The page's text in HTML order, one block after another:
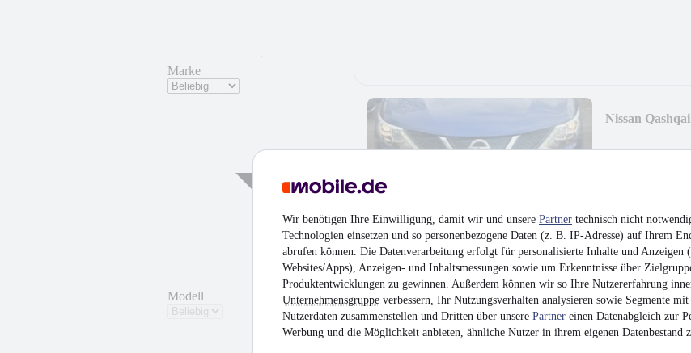
Wir benötigen Ihre Einwilligung, damit wir und unsere Partner technisch nicht
Technologien einsetzen und so personenbezogene Daten (z. B. IP-Adresse) auf Ihrem
abrufen können. Die Datenverarbeitung erfolgt für personalisierte Inhalte und Anzeigen
Websites/Apps), Anzeigen- und Inhaltsmessungen sowie um Erkenntnisse über
Produktentwicklungen zu gewinnen. Außerdem können wir so Ihre Nutzererfahrung
Unternehmensgruppe verbessern, Ihr Nutzungsverhalten analysieren sowie Segmente
Nutzerdaten zusammenstellen und Dritten über unsere Partner einen Datenabgleich zur
Werbung und die Möglichkeit anbieten, ähnliche Nutzer in ihrem eigenen Datenbestand
Marke
Modell
Nissan
6.490 €
126.000 km•
Peugeot 208